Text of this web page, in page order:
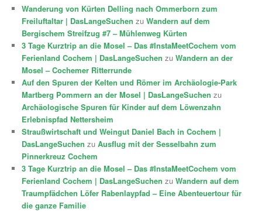
Wanderung von Kürten Delling nach Ommerborn zum
Freiluftaltar | DasLangeSuchen zuWandern auf dem
Bergischem Streifzug #7 – Mühlenweg Kürten
3 Tage Kurztrip an die Mosel – Das #InstaMeetCochem vom
Ferienland Cochem | DasLangeSuchen zuWandern an der
Mosel – Cochemer Ritterrunde
Auf den Spuren der Kelten und Römer im Archäologie-Park
Martberg Pommern an der Mosel | DasLangeSuchen zu
Archäologische Spuren für Kinder auf dem Löwenzahn
Erlebnispfad Nettersheim
Straußwirtschaft und Weingut Daniel Bach in Cochem |
DasLangeSuchen zuAusflug mit der Sesselbahn zum
Pinnerkreuz Cochem
3 Tage Kurztrip an die Mosel – Das #InstaMeetCochem vom
Ferienland Cochem | DasLangeSuchen zuWandern auf dem
Traumpfädchen Löfer Rabenlaypfad – Eine Abenteuertour für
die ganze Familie